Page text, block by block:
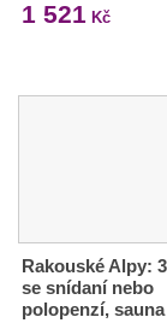
1 521 Kč
Rakouské Alpy:
se snídaní nebo
polopenzí, sauna